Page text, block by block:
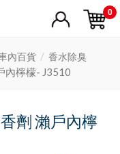
0
內百貨 香水除臭
內檸檬- J3510
劑 瀨戶內檸